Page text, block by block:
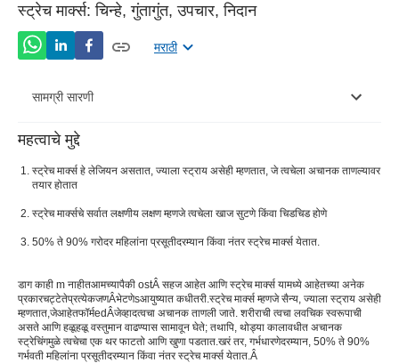
स्ट्रेच मार्क्स: चिन्हे, गुंतागुंत, उपचार, निदान
मराठी
सामग्री सारणी
स्ट्रेच मार्क म्हणजे काय
स्ट्रेच मार्क्स मिळविण्यासाठी सामान्य क्षेत्रे
स्ट्रेच मार्क्स कारणे
स्ट्रेच मार्क्सची चिन्हे
स्ट्रेच मार्क्सची लक्षणेÂ
स्ट्रेच मार्क उपचार पर्यायÂ
घरगुती उपायसाठी एसस्ट्रेच मार्क्सÂ
महत्वाचे मुद्दे
स्ट्रेच मार्क्स हे लेजियन असतात, ज्याला स्ट्राय असेही म्हणतात, जे त्वचेला अचानक ताणल्यावर
तयार होतात
स्ट्रेच मार्क्सचे सर्वात लक्षणीय लक्षण म्हणजे त्वचेला खाज सुटणे किंवा चिडचिड होणे
50% ते 90% गरोदर महिलांना प्रसूतीदरम्यान किंवा नंतर स्ट्रेच मार्क्स येतात.
डाग काही m नाहीतआमच्यापैकी ostÂ सहज आहेत आणि स्ट्रेच मार्क्स यामध्ये आहेतच्या अनेक
प्रकारचट्टेतेप्रत्येकजणÂभेटणेsआयुष्यात कधीतरी.स्ट्रेच मार्क्स म्हणजे सैन्य, ज्याला स्ट्राय असेही
म्हणतात,जेआहेतफॉर्मedÂजेव्हादत्वचा अचानक ताणली जाते. शरीराची त्वचा लवचिक स्वरूपाची
असते आणि हळूहळू वस्तुमान वाढण्यास सामावून घेते; तथापि, थोड्या कालावधीत अचानक
स्ट्रेचिंगमुळे त्वचेचा एक थर फाटतो आणि खुणा पडतात.खरं तर, गर्भधारणेदरम्यान, 50% ते 90%
गर्भवती महिलांना प्रसूतीदरम्यान किंवा नंतर स्ट्रेच मार्क्स येतात.Â